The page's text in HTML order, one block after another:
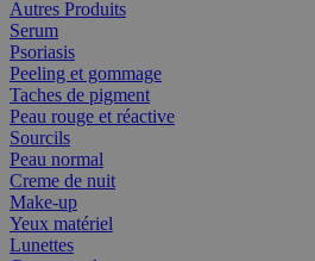
Autres Produits
Serum
Psoriasis
Peeling et gommage
Taches de pigment
Peau rouge et réactive
Sourcils
Peau normal
Creme de nuit
Make-up
Yeux matériel
Lunettes